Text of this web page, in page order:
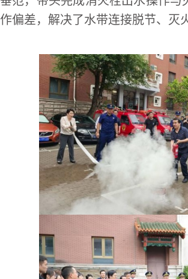
作偏差，解决了水带连接脱节、灭